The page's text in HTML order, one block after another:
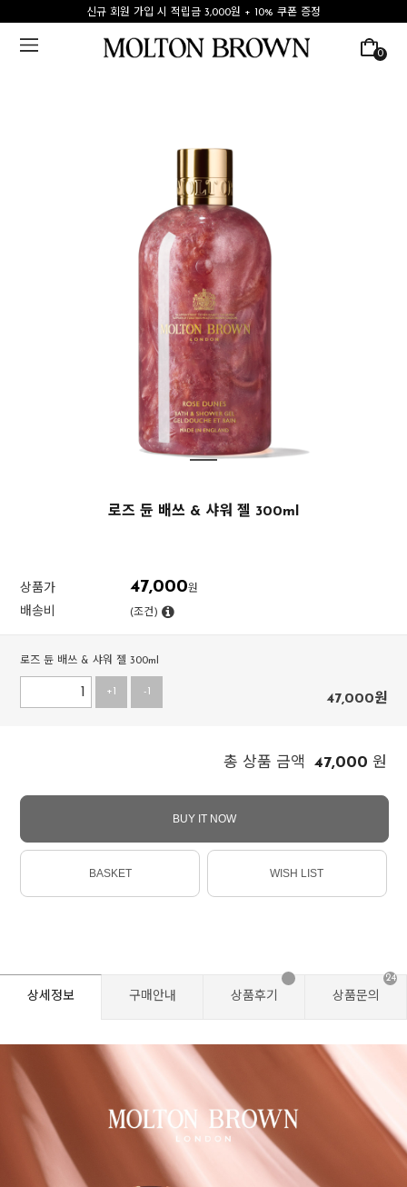
신규 회원 가입 시 적립금 3,000원 + 10% 쿠폰 증정
0
로즈 듄 배쓰 & 샤워 젤 300ml
상품가 47,000원
배송비 (조건)
로즈 듄 배쓰 & 샤워 젤 300ml
+1 -1 47,000원
총 상품 금액 47,000 원
BUY IT NOW
BASKET WISH LIST
상세정보 구매안내 상품후기 상품문의
24